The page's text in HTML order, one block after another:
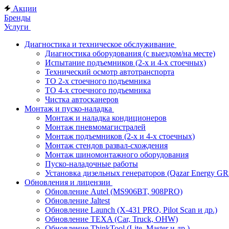
Акции
Бренды
Услуги
Диагностика и техническое обслуживание
Диагностика оборудования (с выездом/на месте)
Испытание подъемников (2-х и 4-х стоечных)
Технический осмотр автотранспорта
ТО 2-х стоечного подъемника
ТО 4-х стоечного подъемника
Чистка автосканеров
Монтаж и пуско-наладка
Монтаж и наладка кондиционеров
Монтаж пневмомагистралей
Монтаж подъемников (2-х и 4-х стоечных)
Монтаж стендов развал-схождения
Монтаж шиномонтажного оборудования
Пуско-наладочные работы
Установка дизельных генераторов (Qazar Energy
Обновления и лицензии
Обновление Autel (MS906BT, 908PRO)
Обновление Jaltest
Обновление Launch (X-431 PRO, Pilot Scan и др.)
Обновление TEXA (Car, Truck, OHW)